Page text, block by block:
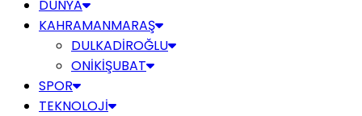
DÜNYA
KAHRAMANMARAŞ
DULKADİROĞLU
ONİKİŞUBAT
SPOR
TEKNOLOJİ